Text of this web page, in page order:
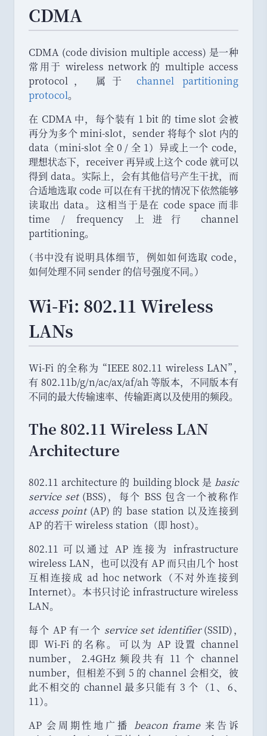
CDMA
CDMA (code division multiple access) 是一种
常用于 wireless network 的 multiple access
protocol ， 属于 channel partitioning
protocol。
在 CDMA 中，
每个装有 1 bit 的 time slot 会被
再分为多个 mini-slot， sender 将每个 slot 内的
data （mini-slot 全 0 / 全 1） 异或上一个 code，
理想状态下， receiver 再异或上这个 code 就可以
得到 data。 实际上， 会有其他信号产生干扰， 而
合适地选取 code 可以在有干扰的情况下依然能够
读取出 data。 这相当于是在 code space 而非
time / frequency 上进行 channel
partitioning。
（书中没有说明具体细节， 例如如何选取 code，
如何处理不同 sender 的信号强度不同。）
Wi-Fi: 802.11 Wireless
LANs
Wi-Fi 的全称为 “IEEE 802.11 wireless LAN”，
有 802.11b/g/n/ac/ax/af/ah 等版本， 不同版本有
不同的最大传输速率、 传输距离以及使用的频段。
The 802.11 Wireless LAN
Architecture
802.11 architecture 的 building block 是 basic
service set(BSS)，
每个 BSS 包含一个被称作
access point(AP) 的 base station 以及连接到
AP 的若干 wireless station （即 host）。
802.11 可以通过 AP 连接为 infrastructure
wireless LAN， 也可以没有 AP 而只由几个 host
互相连接成 ad hoc network （不对外连接到
Internet）。 本书只讨论 infrastructure wireless
LAN。
每个 AP 有一个 service set identifier(SSID)，
即 Wi-Fi 的名称。
可以为 AP 设置 channel
number，
2.4GHz 频段共有 11 个 channel
number， 但相差不到 5 的 channel 会相交， 彼
此不相交的 channel 最多只能有 3 个 （1、 6、
11）。
AP 会周期性地广播 beacon frame来告诉